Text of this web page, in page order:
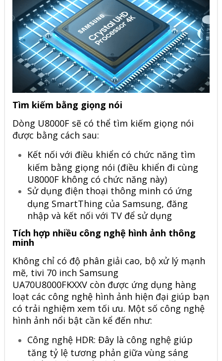
Tìm kiếm bằng giọng nói
Dòng U8000F sẽ có thể tìm kiếm giọng nói
được bằng cách sau:
Kết nối với điều khiển có chức năng tìm
kiếm bằng giọng nói (điều khiển đi cùng
U8000F không có chức năng này)
Sử dụng điện thoại thông minh có ứng
dụng SmartThing của Samsung, đăng
nhập và kết nối với TV để sử dụng
Tích hợp nhiều công nghệ hình ảnh thông
minh
Không chỉ có độ phân giải cao, bộ xử lý mạnh
mẽ, tivi 70 inch Samsung
UA70U8000FKXXV còn được ứng dụng hàng
loạt các công nghệ hình ảnh hiện đại giúp bạn
có trải nghiệm xem tối ưu. Một số công nghệ
hình ảnh nổi bật cần kể đến như:
Công nghệ HDR: Đây là công nghệ giúp
tăng tỷ lệ tương phản giữa vùng sáng